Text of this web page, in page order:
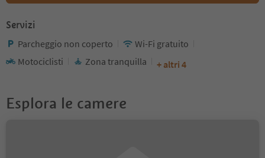
Servizi
Parcheggio non coperto
Wi-Fi gratuito
Motociclisti
Zona tranquilla + altri 4
Esplora le camere